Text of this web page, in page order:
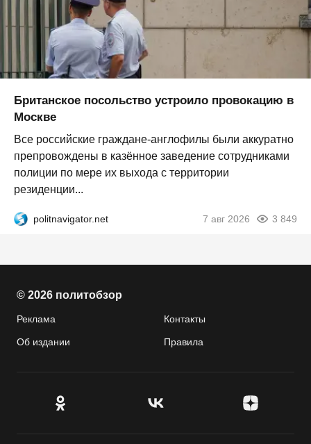
Британское посольство устроило провокацию в
Москве
Все российские граждане-англофилы были аккуратно
препровождены в казённое заведение сотрудниками
полиции по мере их выхода с территории
резиденции...
politnavigator.net 7 авг 2026 3 849
© 2026 политобзор
Реклама Контакты
Об издании Правила